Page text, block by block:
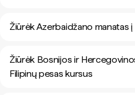
Žiūrėk Azerbaidžano manatas
Žiūrėk Bosnijos ir
Filipinų pesas kursus